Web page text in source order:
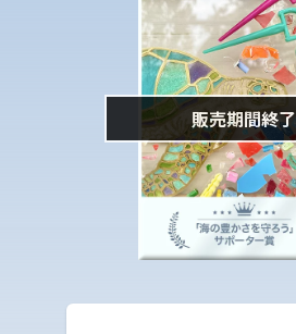
販売期間終了